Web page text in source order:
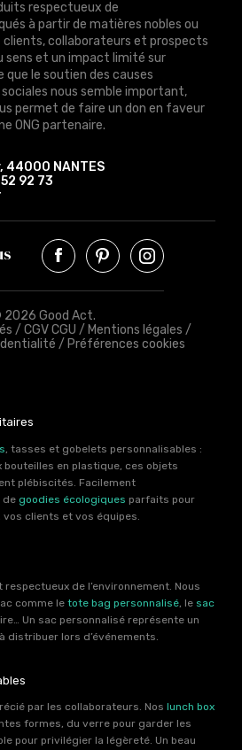
respectueux de
à partir de matières nobles ou
clients, collaborateurs et prospects
sens et un impact limité sur
que le soutien des causes
nous semble important,
permet de faire un don en faveur
ONG partenaire.
44000 NANTES
92 73
Good Act.
/ CGV CGU / Mentions légales /
/ Préférences cookies
, tasses et gobelets personnalisables :
en plastique, ces objets
plébiscités. Facilement
de goodies écologiques parfaits pour
clients et vos équipes.
de l’environnement. Nous
comme le tote bag personnalisé, le sac
Un sac personnalisé représente un
distribuer lors d’événements.
par les collaborateurs. Nos lunch box
formes, du verre pour garder les
pour privilégier la légèreté. Un beau